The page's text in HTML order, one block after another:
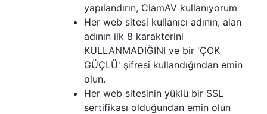
yapılandırın, ClamAV kullanıyorum
Her web sitesi kullanıcı adının, alan
adının ilk 8 karakterini
KULLANMADIĞINI ve bir 'ÇOK
GÜÇLÜ' şifresi kullandığından emin
olun.
Her web sitesinin yüklü bir SSL
sertifikası olduğundan emin olun